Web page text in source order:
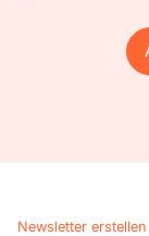
Newsletter erstellen